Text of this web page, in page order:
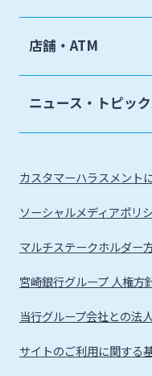
店舗・ATM
ニュース・トピッ
カスタマーハラスメント
ソーシャルメディアポリ
マルチステークホルダー
宮崎銀行グループ 人権方
当行グループ会社との法
サイトのご利用に関する